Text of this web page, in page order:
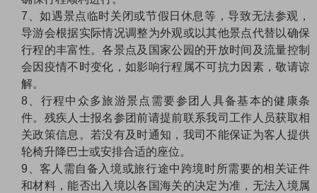
7、如遇景点临时关闭或节假日休息等，导致无法参观，
导游会根据实际情况调整为外观或以其他景点代替以确保
行程的丰富性。各景点及国家公园的开放时间及流量控制
会因疫情不时变化，如影响行程属不可抗力因素，敬请谅
解。
8、行程中众多旅游景点需要参团人具备基本的健康条
件。残疾人士报名参团前请提前联系我司工作人员获取相
关政策信息。若没有及时通知，我司不能保证为客人提供
轮椅升降巴士或安排合适的座位。
9、客人需自备入境或旅行途中跨境时所需要的相关证件
和材料，能否出入境以各国海关的决定为准，无法入境属